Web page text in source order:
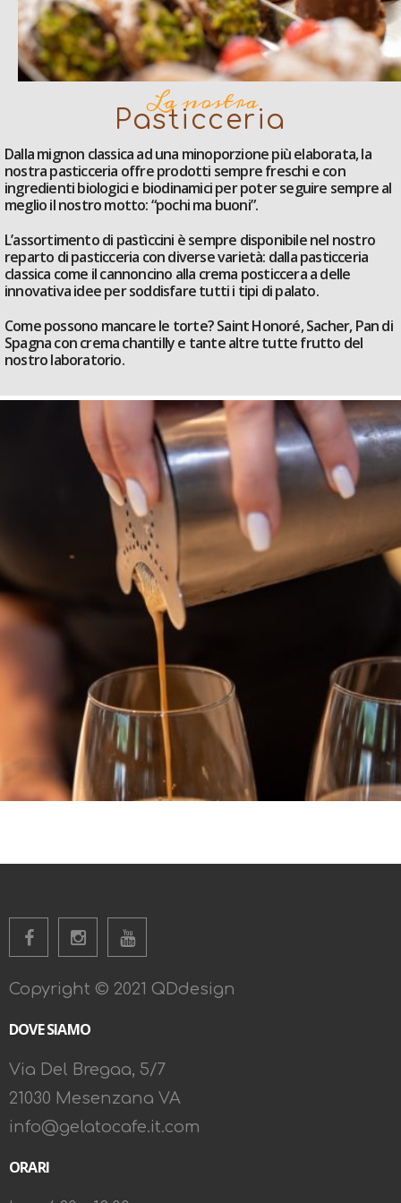
La nostra
Pasticceria
Dalla mignon classica ad una minoporzione più elaborata, la
nostra pasticceria offre prodotti sempre freschi e con
ingredienti biologici e biodinamici per poter seguire sempre al
meglio il nostro motto: “pochi ma buoni”.
L’assortimento di pastìccini è sempre disponibile nel nostro
reparto di pasticceria con diverse varietà: dalla pasticceria
classica come il cannoncino alla crema posticcera a delle
innovativa idee per soddisfare tutti i tipi di palato.
Come possono mancare le torte? Saint Honoré, Sacher, Pan di
Spagna con crema chantilly e tante altre tutte frutto del
nostro laboratorio.
Copyright © 2021 QDdesign
DOVE SIAMO
Via Del Bregaa, 5/7
21030 Mesenzana VA
info@gelatocafe.it.com
ORARI